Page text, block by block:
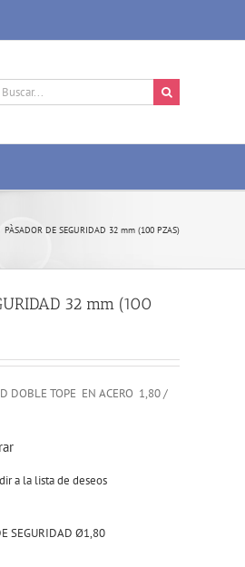
PÀSADOR DE SEGURIDAD 32 mm (100 PZAS)
32 mm (100
DOBLE TOPE EN ACERO 1,80 /
a la lista de deseos
SEGURIDAD Ø1,80